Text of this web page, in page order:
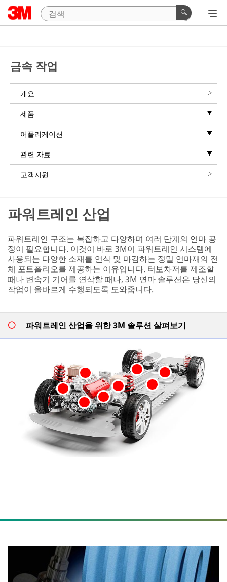
금속 작업
개요
제품
어플리케이션
관련 자료
고객지원
파워트레인 산업
파워트레인 구조는 복잡하고 다양하며 여러 단계의 연마 공
정이 필요합니다. 이것이 바로 3M이 파워트레인 시스템에
사용되는 다양한 소재를 연삭 및 마감하는 정밀 연마재의 전
체 포트폴리오를 제공하는 이유입니다. 터보차저를 제조할
때나 변속기 기어를 연삭할 때나, 3M 연마 솔루션은 당신의
작업이 올바르게 수행되도록 도와줍니다.
파워트레인 산업을 위한 3M 솔루션 살펴보기